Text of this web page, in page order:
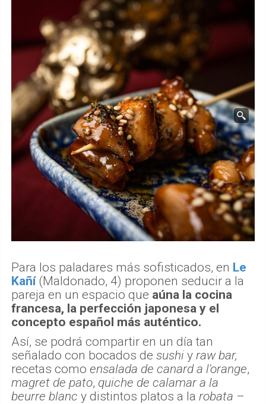
Para los paladares más sofisticados, en Le
Kañí (Maldonado, 4) proponen seducir a la
pareja en un espacio que aúna la cocina
francesa, la perfección japonesa y el
concepto español más auténtico.
Así, se podrá compartir en un día tan
señalado con bocados de sushi y raw bar,
recetas como ensalada de canard a l'orange,
magret de pato, quiche de calamar a la
beurre blanc y distintos platos a la robata –